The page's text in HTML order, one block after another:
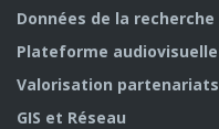
Données de la recherche
Plateforme audiovisuelle
Valorisation partenariats
GIS et Réseau